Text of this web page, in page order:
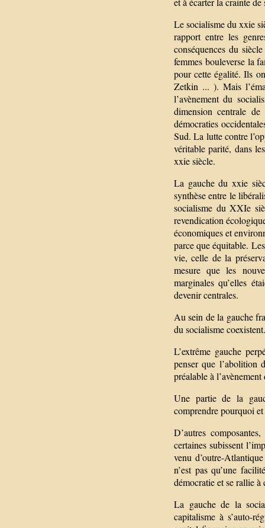
Le socialisme du xxie
rapport entre les
conséquences du
femmes bouleverse la
pour cette égalité. Ils
Zetkin ... ). Mais
l’avènement du
dimension centrale
démocraties
Sud. La lutte contre
véritable parité, dans
xxie siècle.
La gauche du xxie
synthèse entre le
socialisme du XXIe
revendication
économiques et
parce que équitable.
vie, celle de la
mesure que les
marginales qu’elles
devenir centrales.
Au sein de la gauche
du socialisme coexistent.
L’extrême gauche
penser que l’abolition
préalable à
Une partie de la
comprendre pourquoi
D’autres
certaines subissent
venu d’outre-
n’est pas qu’une
démocratie et se rallie
La gauche de la
capitalisme à s’auto-